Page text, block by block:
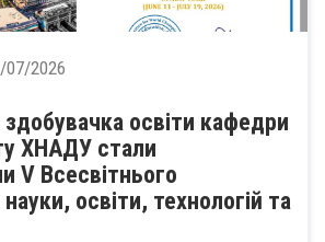
07/2026
здобувачка освіти кафедри
ХНАДУ стали
V Всесвітнього
освіти, технологій та